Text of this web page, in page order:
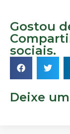
Gostou
sociais.
Deixe